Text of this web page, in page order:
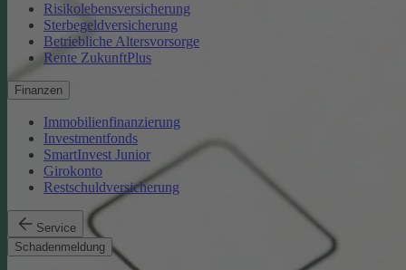
Risikolebensversicherung
Sterbegeldversicherung
Betriebliche Altersvorsorge
Rente ZukunftPlus
Finanzen
Immobilienfinanzierung
Investmentfonds
SmartInvest Junior
Girokonto
Restschuldversicherung
Service
Schadenmeldung